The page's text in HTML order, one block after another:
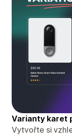
Varianty karet
Vytvořte si